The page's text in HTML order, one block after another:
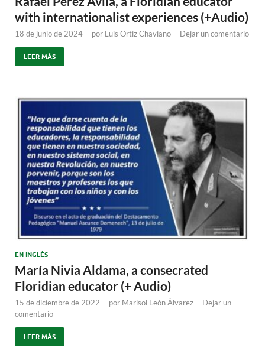
with internationalist experiences (+Audio)
18 de junio de 2024 - por Luis Ortiz Chaviano - Dejar un comentario
LEER MÁS
EN INGLÉS
María Nivia Aldama, a consecrated
Floridian educator (+ Audio)
15 de diciembre de 2022 - por Marisol León Álvarez - Dejar un
comentario
LEER MÁS